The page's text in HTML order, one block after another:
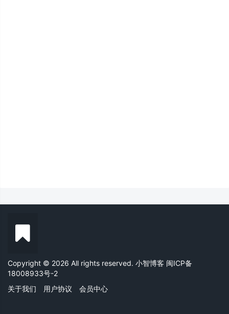
Copyright © 2026 All rights reserved. 小智博客 闽ICP备
18008933号-2
关于我们
用户协议 会员中心